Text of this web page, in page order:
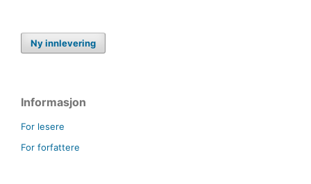
Ny innlevering
Informasjon
For lesere
For forfattere